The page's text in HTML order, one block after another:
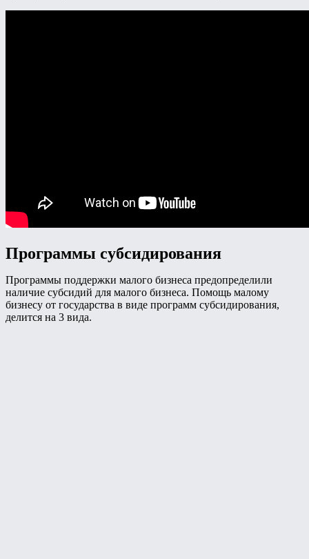
Программы субсидирования
Программы поддержки малого бизнеса предопределили
наличие субсидий для малого бизнеса. Помощь малому
бизнесу от государства в виде программ субсидирования,
делится на 3 вида.